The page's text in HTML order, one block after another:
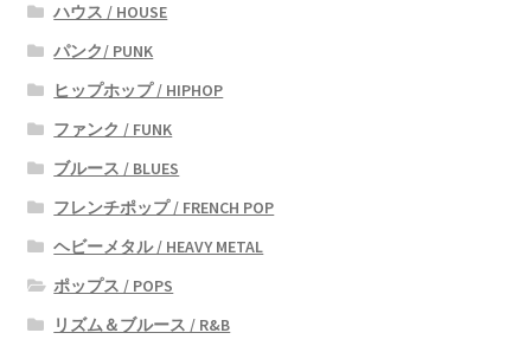
ハウス / HOUSE
パンク/ PUNK
ヒップホップ / HIPHOP
ファンク / FUNK
ブルース / BLUES
フレンチポップ / FRENCH POP
ヘビーメタル / HEAVY METAL
ポップス / POPS
リズム＆ブルース / R&B